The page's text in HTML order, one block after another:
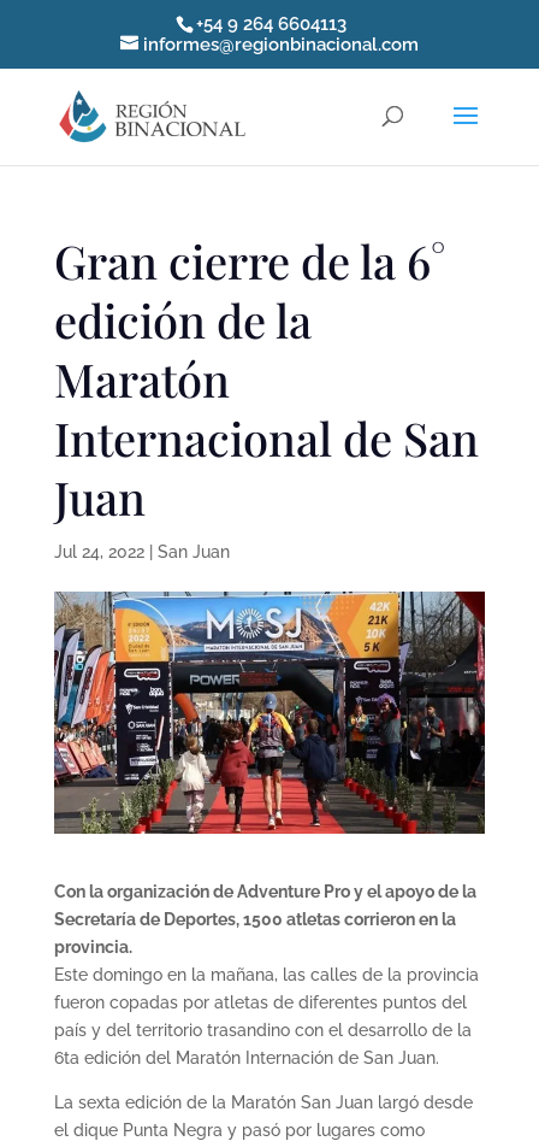
+54 9 264 6604113
informes@regionbinacional.com
Gran cierre de la 6°
edición de la
Maratón
Internacional de San
Juan
Jul 24, 2022| San Juan
Con la organización de Adventure Pro y el apoyo de la
Secretaría de Deportes, 1500 atletas corrieron en la
provincia.
Este domingo en la mañana, las calles de la provincia
fueron copadas por atletas de diferentes puntos del
país y del territorio trasandino con el desarrollo de la
6ta edición del Maratón Internación de San Juan.
La sexta edición de la Maratón San Juan largó desde
el dique Punta Negra y pasó por lugares como